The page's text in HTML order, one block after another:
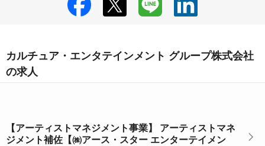
カルチュア・エンタテインメント グループ株式会社
の求人
【アーティストマネジメント事業】 アーティストマネ
ジメント補佐【㈱アース・スター エンターテイメン